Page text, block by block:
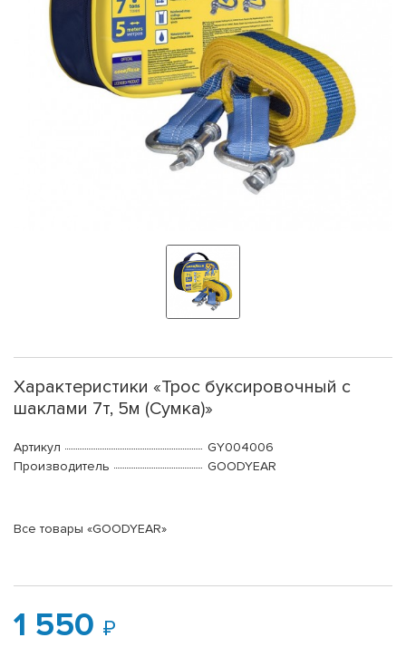
Характеристики «Трос буксировочный с
шаклами 7т, 5м (Сумка)»
Артикул
GY004006
Производитель
GOODYEAR
Все товары «GOODYEAR»
1 550